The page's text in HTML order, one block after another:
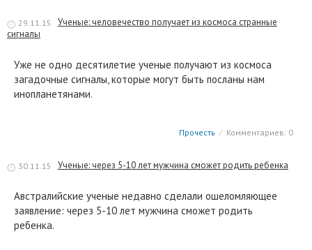
29.11.15
Ученые: человечество получает из космоса странные
сигналы
Уже не одно десятилетие ученые получают из космоса
загадочные сигналы, которые могут быть посланы нам
инопланетянами.
Прочесть ⁄ Комментариев: 0
30.11.15 Ученые: через 5-10 лет мужчина сможет родить ребенка
Австралийские ученые недавно сделали ошеломляющее
заявление: через 5-10 лет мужчина сможет родить
ребенка.